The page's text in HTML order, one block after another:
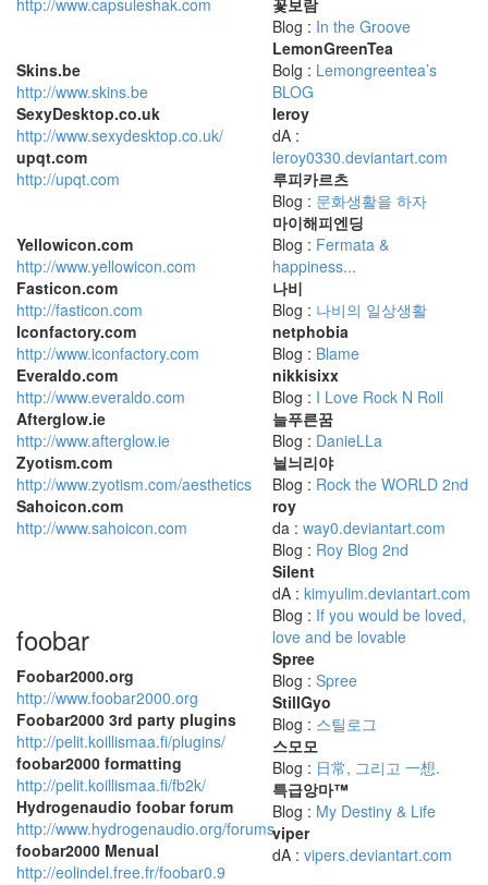
http://www.capsuleshak.com
Skins.be
http://www.skins.be
SexyDesktop.co.uk
http://www.sexydesktop.co.uk/
upqt.com
http://upqt.com
Yellowicon.com
http://www.yellowicon.com
Fasticon.com
http://fasticon.com
Iconfactory.com
http://www.iconfactory.com
Everaldo.com
http://www.everaldo.com
Afterglow.ie
http://www.afterglow.ie
Zyotism.com
http://www.zyotism.com/aesthetics
Sahoicon.com
http://www.sahoicon.com
foobar
Foobar2000.org
http://www.foobar2000.org
Foobar2000 3rd party plugins
http://pelit.koillismaa.fi/plugins/
foobar2000 formatting
http://pelit.koillismaa.fi/fb2k/
Hydrogenaudio foobar forum
http://www.hydrogenaudio.org/forums
foobar2000 Menual
http://eolindel.free.fr/foobar0.9
꽃보람
Blog : In the Groove
LemonGreenTea
Bolg : Lemongreentea’s
BLOG
leroy
dA :
leroy0330.deviantart.com
루피카르츠
Blog : 문화생활을 하자
마이해피엔딩
Blog : Fermata &
happiness...
나비
Blog : 나비의 일상생활
netphobia
Blog : Blame
nikkisixx
Blog : I Love Rock N Roll
늘푸른꿈
Blog : DanieLLa
늴늬리야
Blog : Rock the WORLD 2nd
roy
da : way0.deviantart.com
Blog : Roy Blog 2nd
Silent
dA : kimyulim.deviantart.com
Blog : If you would be loved,
love and be lovable
Spree
Blog : Spree
StillGyo
Blog : 스틸로그
스모모
Blog : 日常, 그리고 一想.
특급앙마™
Blog : My Destiny & Life
viper
dA : vipers.deviantart.com